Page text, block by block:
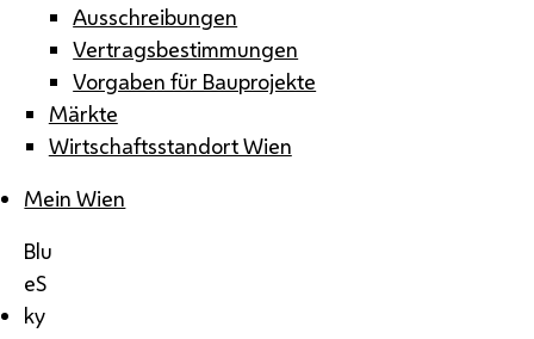
Ausschreibungen
Vertragsbestimmungen
Vorgaben für Bauprojekte
Märkte
Wirtschaftsstandort Wien
Mein Wien
Blu
eS
ky